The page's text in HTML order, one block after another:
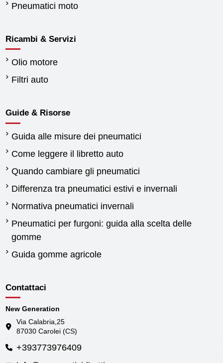
Pneumatici moto
Ricambi & Servizi
Olio motore
Filtri auto
Guide & Risorse
Guida alle misure dei pneumatici
Come leggere il libretto auto
Quando cambiare gli pneumatici
Differenza tra pneumatici estivi e invernali
Normativa pneumatici invernali
Pneumatici per furgoni: guida alla scelta delle
gomme
Guida gomme agricole
Contattaci
New Generation
Via Calabria,25
87030 Carolei (CS)
+393773976409